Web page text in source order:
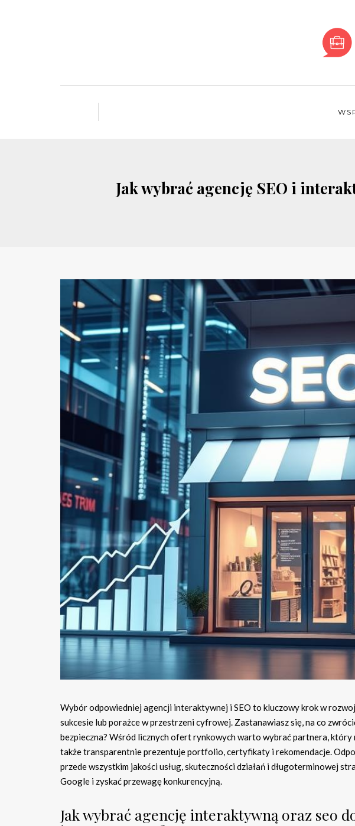
Jak wybrać agencję SEO i
Wybór odpowiedniej agencji interaktywnej i SEO to kluczowy krok w
sukcesie lub porażce w przestrzeni cyfrowej. Zastanawiasz się, na co
bezpieczna? Wśród licznych ofert rynkowych warto wybrać partnera, który
także transparentnie prezentuje portfolio, certyfikaty i rekomendacje.
przede wszystkim jakości usług, skuteczności działań i długoterminowej
Google i zyskać przewagę konkurencyjną.
Jak wybrać agencję interaktywną oraz seo